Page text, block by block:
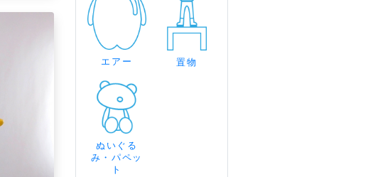
エアー 置物
ぬいぐる
み・パペッ
ト